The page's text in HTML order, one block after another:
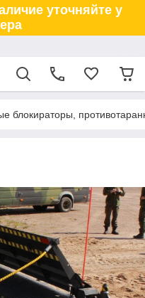
уточняйте у
блокираторы,